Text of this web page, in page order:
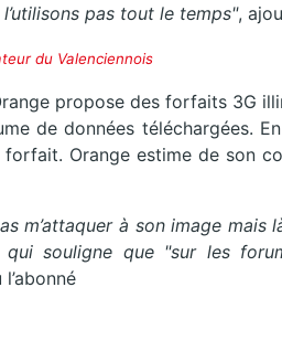
pas tout le temps",
du Valenciennois
propose des forfaits 3G
de données téléchargées.
Orange estime de son
m’attaquer à son image mais
souligne que "sur les